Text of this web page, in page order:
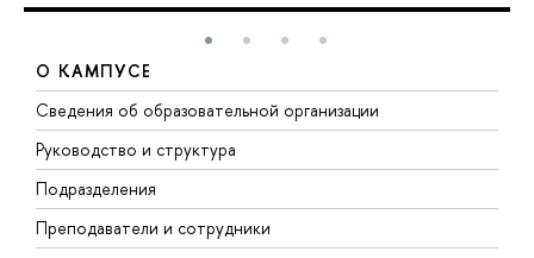
О КАМПУСЕ
Сведения об образовательной организации
Руководство и структура
Подразделения
Преподаватели и сотрудники